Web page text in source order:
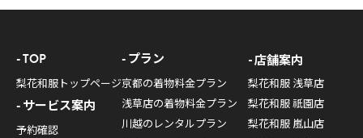
TOP
梨花和服トップページ
サービス案内
予約確認
プラン
京都の着物料金プラン
浅草店の着物料金プラン
川越のレンタルプラン
店舗案内
梨花和服 浅草店
梨花和服 祇園店
梨花和服 嵐山店